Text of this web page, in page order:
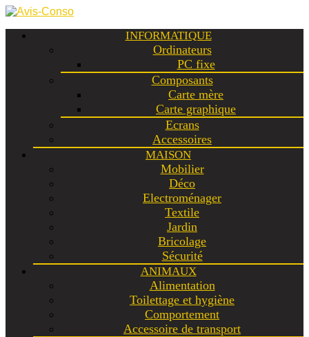
INFORMATIQUE
Ordinateurs
PC fixe
Composants
Carte mère
Carte graphique
Ecrans
Accessoires
MAISON
Mobilier
Déco
Electroménager
Textile
Jardin
Bricolage
Sécurité
ANIMAUX
Alimentation
Toilettage et hygiène
Comportement
Accessoire de transport